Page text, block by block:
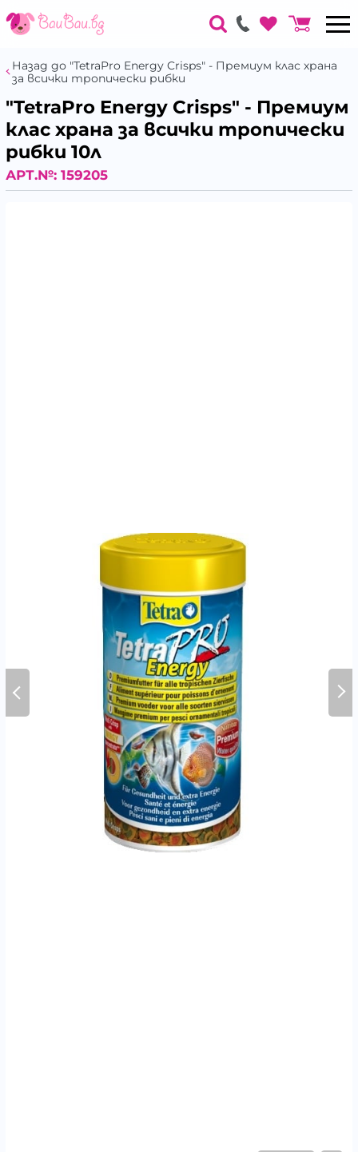
Назад до "TetraPro Energy Crisps" - Премиум клас храна
за всички тропически рибки
"TetraPro Energy Crisps" - Премиум
клас храна за всички тропически
рибки 10л
АРТ.№: 159205